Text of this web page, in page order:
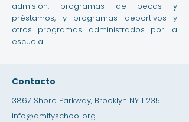
admisión, programas de becas y
préstamos, y programas deportivos y
otros programas administrados por la
escuela.
Contacto
3867 Shore Parkway, Brooklyn NY 11235
info@amityschool.org